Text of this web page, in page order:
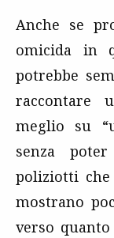
Anche se
omicida in
potrebbe
raccontare
meglio su
senza
poliziotti
mostrano
verso